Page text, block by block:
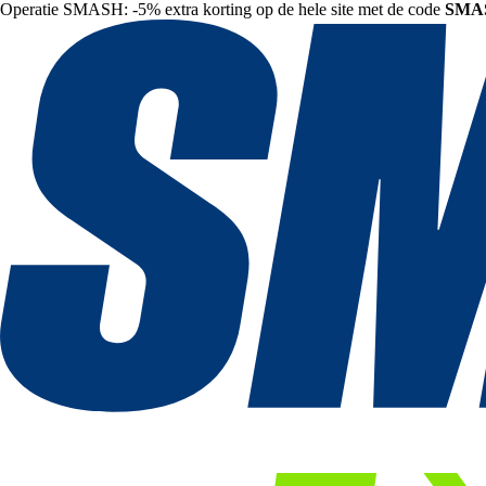
Operatie SMASH: -5% extra korting op de hele site met de code